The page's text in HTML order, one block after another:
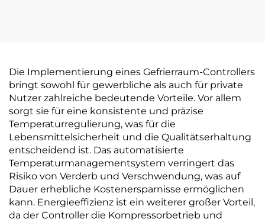
Die Implementierung eines Gefrierraum-Controllers
bringt sowohl für gewerbliche als auch für private
Nutzer zahlreiche bedeutende Vorteile. Vor allem
sorgt sie für eine konsistente und präzise
Temperaturregulierung, was für die
Lebensmittelsicherheit und die Qualitätserhaltung
entscheidend ist. Das automatisierte
Temperaturmanagementsystem verringert das
Risiko von Verderb und Verschwendung, was auf
Dauer erhebliche Kostenersparnisse ermöglichen
kann. Energieeffizienz ist ein weiterer großer Vorteil,
da der Controller die Kompressorbetrieb und